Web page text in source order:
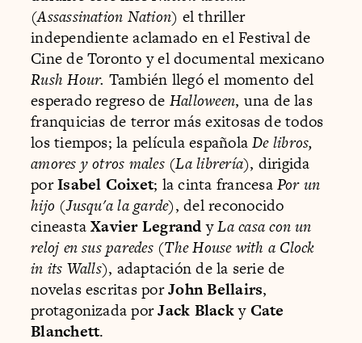
(Assassination Nation) el thriller
independiente aclamado en el Festival de
Cine de Toronto y el documental mexicano
Rush Hour. También llegó el momento del
esperado regreso de Halloween, una de las
franquicias de terror más exitosas de todos
los tiempos; la película españolaDe libros,
amores y otros males(La librería), dirigida
porIsabel Coixet; la cinta francesaPor un
hijo (Jusqu'a la garde), del reconocido
cineastaXavier LegrandyLa casa con un
reloj en sus paredes(The House with a Clock
in its Walls), adaptación de la serie de
novelas escritas porJohn Bellairs,
protagonizada porJack BlackyCate
Blanchett.